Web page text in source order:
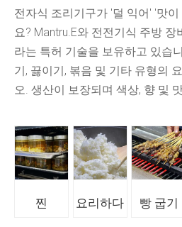
전자식 조리기구가 '덜 익어' '맛
요? Mantru.E와 전전기식 주방 장
라는 특허 기술을 보유하고 있습
기, 끓이기, 볶음 및 기타 유형의
오. 생산이 보장되며 색상, 향 및
찐 요리하다 빵 굽기